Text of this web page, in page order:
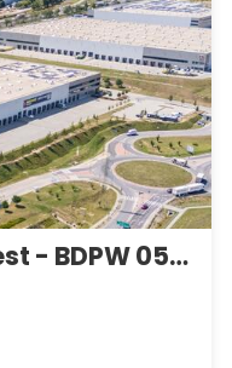
CTPark Budapest West - BDPW 05 Unit A&C